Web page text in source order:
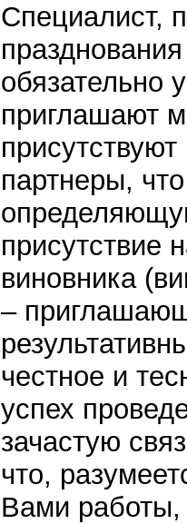
Специалист,
обязательно
приглашают
партнеры,
присутствие
виновника
–
честное и
успех
зачастую
что,
Вами